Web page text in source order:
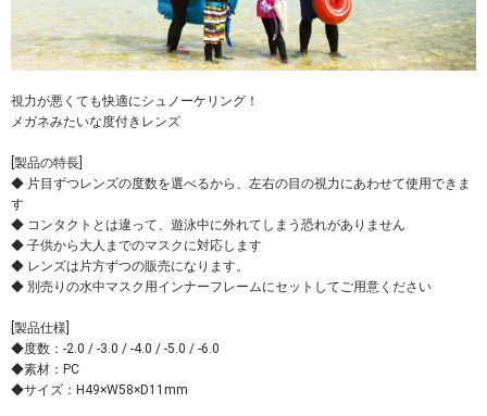
視力が悪くても快適にシュノーケリング！
メガネみたいな度付きレンズ
[製品の特長]
◆ 片目ずつレンズの度数を選べるから、左右の目の視力にあわせて使用できま
す
◆ コンタクトとは違って、遊泳中に外れてしまう恐れがありません
◆ 子供から大人までのマスクに対応します
◆ レンズは片方ずつの販売になります。
◆ 別売りの水中マスク用インナーフレームにセットしてご用意ください
[製品仕様]
◆度数：-2.0 / -3.0 / -4.0 / -5.0 / -6.0
◆素材：PC
◆サイズ：H49×W58×D11mm